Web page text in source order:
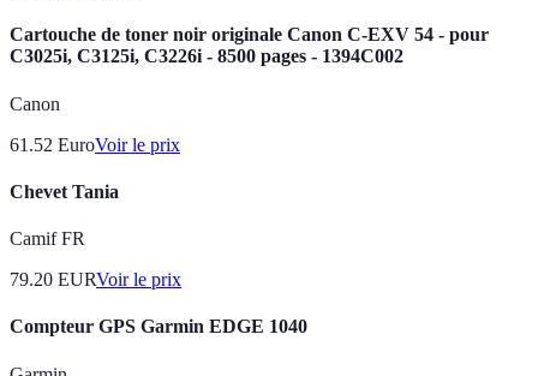
Cartouche de toner noir originale Canon C-EXV 54 - pour
C3025i, C3125i, C3226i - 8500 pages - 1394C002
Canon
61.52 EuroVoir le prix
Chevet Tania
Camif FR
79.20 EURVoir le prix
Compteur GPS Garmin EDGE 1040